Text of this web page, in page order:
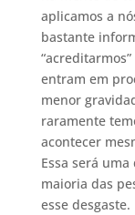
aplicamos a
bastante
entram em
menor
raramente
acontecer
Essa será
maioria das
esse desgaste.